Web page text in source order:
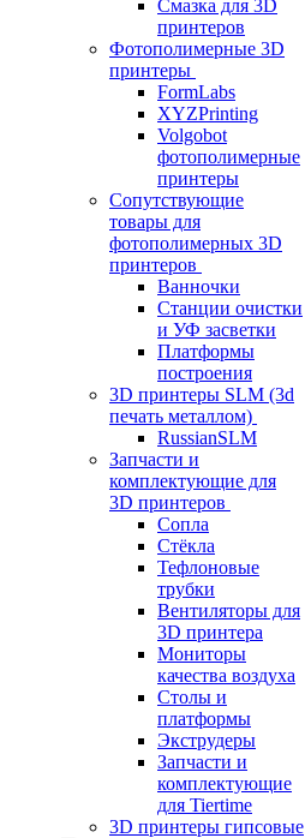
Смазка для 3D
принтеров
Фотополимерные 3D
принтеры
FormLabs
XYZPrinting
Volgobot
фотополимерные
принтеры
Сопутствующие
товары для
фотополимерных 3D
принтеров
Ванночки
Станции очистки
и УФ засветки
Платформы
построения
3D принтеры SLM (3d
печать металлом)
RussianSLM
Запчасти и
комплектующие для
3D принтеров
Сопла
Cтёкла
Тефлоновые
трубки
Вентиляторы для
3D принтера
Мониторы
качества воздуха
Столы и
платформы
Экструдеры
Запчасти и
комплектующие
для Tiertime
3D принтеры гипсовые